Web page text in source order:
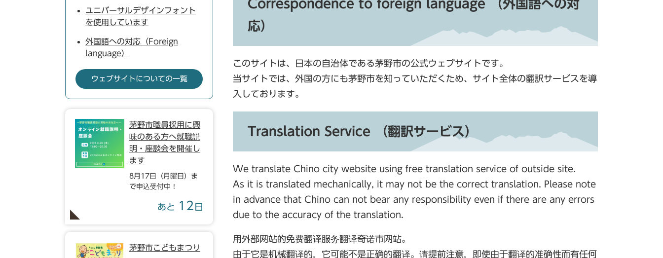
Correspondence to foreign language （外国語への対
応）
このサイトは、日本の自治体である茅野市の公式ウェブサイトです。
当サイトでは、外国の方にも茅野市を知っていただくため、サイト全体の翻訳サービスを導
入しております。
Translation Service （翻訳サービス）
We translate Chino city website using free translation service of outside site.
As it is translated mechanically, it may not be the correct translation. Please note
in advance that Chino can not bear any responsibility even if there are any errors
due to the accuracy of the translation.
用外部网站的免费翻译服务翻译奇诺市网站。
由于它是机械翻译的，它可能不是正确的翻译。请提前注意，即使由于翻译的准确性而有任何
ユニバーサルデザインフォント
を使用しています
外国語への対応（Foreign
language）
ウェブサイトについての一覧
茅野市職員採用に興
味のある方へ就職説
明・座談会を開催し
ます
8月17日（月曜日）ま
で申込受付中！
あと 12 日
茅野市こどもまつり